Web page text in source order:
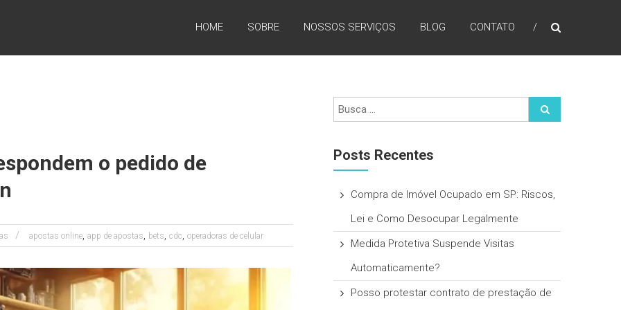
HOME SOBRE NOSSOS SERVIÇOS BLOG CONTATO
o pedido de
apostas online, app de apostas, bets, cdc, operadoras de celular
Posts Recentes
Compra de Imóvel Ocupado em SP: Riscos,
Lei e Como Desocupar Legalmente
Medida Protetiva Suspende Visitas
Automaticamente?
Posso protestar contrato de prestação de